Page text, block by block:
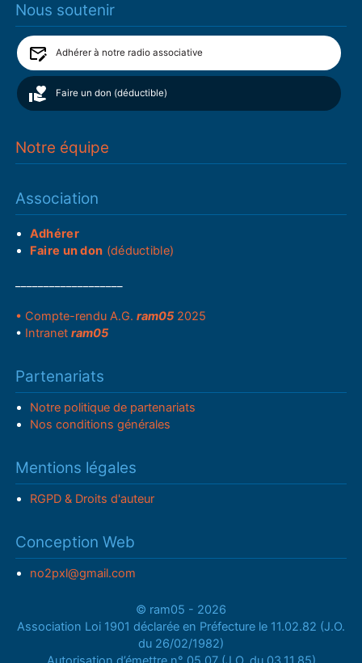
Nous soutenir
Adhérer à notre radio associative
Faire un don (déductible)
Notre équipe
Association
Adhérer
Faire un don (déductible)
• Compte-rendu A.G.ram05 2025
• Intranetram05
Partenariats
Notre politique de partenariats
Nos conditions générales
Mentions légales
RGPD & Droits d'auteur
Conception Web
no2pxl@gmail.com
© ram05 - 2026
Association Loi 1901 déclarée en Préfecture le 11.02.82 (J.O.
du 26/02/1982)